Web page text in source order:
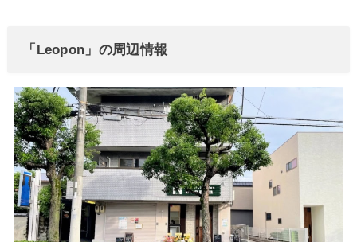
「Leopon」の周辺情報